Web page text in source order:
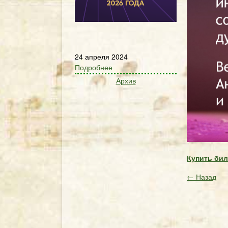
24 апреля 2024
Подробнее
Архив
Купить
← Назад